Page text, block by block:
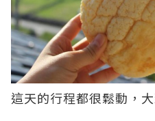
這天的行程都很鬆動，